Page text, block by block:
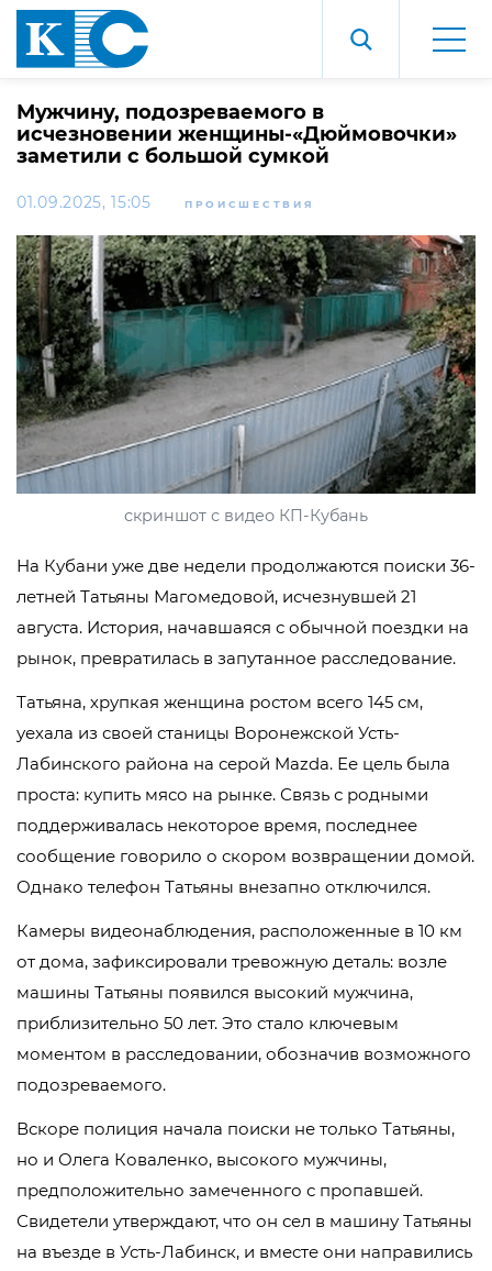
Мужчину, подозреваемого в
исчезновении женщины-«Дюймовочки»
заметили с большой сумкой
01.09.2025, 15:05 ПРОИСШЕСТВИЯ
скриншот с видео КП-Кубань
На Кубани уже две недели продолжаются поиски 36-
летней Татьяны Магомедовой, исчезнувшей 21
августа. История, начавшаяся с обычной поездки на
рынок, превратилась в запутанное расследование.
Татьяна, хрупкая женщина ростом всего 145 см,
уехала из своей станицы Воронежской Усть-
Лабинского района на серой Mazda. Ее цель была
проста: купить мясо на рынке. Связь с родными
поддерживалась некоторое время, последнее
сообщение говорило о скором возвращении домой.
Однако телефон Татьяны внезапно отключился.
Камеры видеонаблюдения, расположенные в 10 км
от дома, зафиксировали тревожную деталь: возле
машины Татьяны появился высокий мужчина,
приблизительно 50 лет. Это стало ключевым
моментом в расследовании, обозначив возможного
подозреваемого.
Вскоре полиция начала поиски не только Татьяны,
но и Олега Коваленко, высокого мужчины,
предположительно замеченного с пропавшей.
Свидетели утверждают, что он сел в машину Татьяны
на въезде в Усть-Лабинск, и вместе они направились